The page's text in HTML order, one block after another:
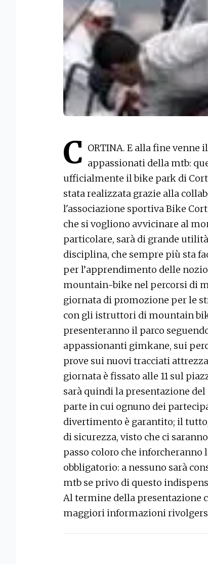
C ORTINA. E alla fine
appassionati della mtb:
ufficialmente il bike park di
stata realizzata grazie alla
l'associazione sportiva Bike
che si vogliono avvicinare al
particolare, sarà di grande
disciplina, che sempre più sta
per l’apprendimento delle
mountain-bike nel percorsi di
giornata di promozione per le
con gli istruttori di mountain
presenteranno il parco
appassionanti gimkane, sui
prove sui nuovi tracciati
giornata è fissato alle 11 sul
sarà quindi la presentazione
parte in cui ognuno dei
divertimento è garantito; il
di sicurezza, visto che ci
passo coloro che inforcheranno
obbligatorio: a nessuno sarà
mtb se privo di questo
Al termine della presentazione
maggiori informazioni